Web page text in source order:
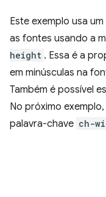
Este exemplo usa
as fontes usando a
height . Essa é a
em minúsculas na
Também é possível
No próximo
palavra-chave ch-